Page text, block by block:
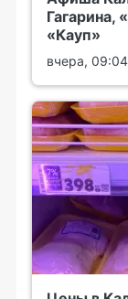
«Кауп»
вчера, 09:04